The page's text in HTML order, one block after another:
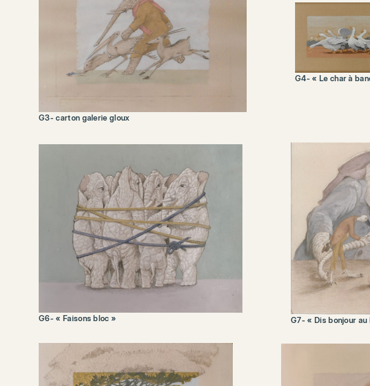
G3- carton galerie gloux
G4- « Le char à
G6- « Faisons bloc » G7- « Dis bonjour au